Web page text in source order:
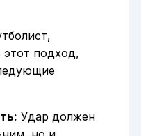
подход,
Удар должен